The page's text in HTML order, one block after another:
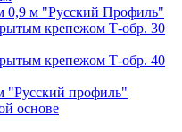
0,9 м "Русский Профиль"
крепежом Т-обр. 30
крепежом Т-обр. 40
"Русский профиль"
основе